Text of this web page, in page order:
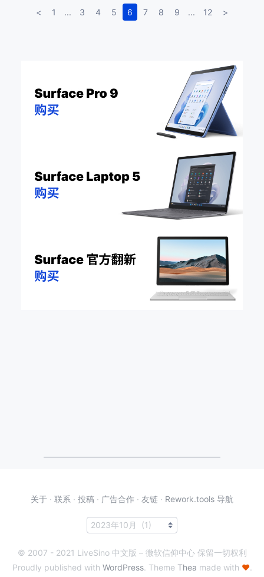
< 1 ... 3 4 5 6 7 8 9 ... 12 >
关于 · 联系 · 投稿 · 广告合作 · 友链 · Rework.tools 导航
© 2007 - 2021 LiveSino 中文版 – 微软信仰中心 保留一切权利
Proudly published with WordPress. Theme Thea made with ♥.